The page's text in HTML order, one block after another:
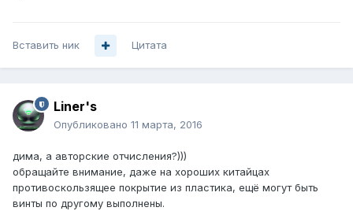
Вставить ник Цитата
Liner's
Опубликовано 11 марта, 2016
дима, а авторские отчисления?)))
обращайте внимание, даже на хороших китайцах
противоскользящее покрытие из пластика, ещё могут быть
винты по другому выполнены.